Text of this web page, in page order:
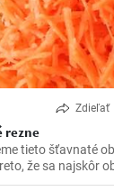
Zdieľať
rezne
tieto šťavnaté
že sa najskôr
jemné a veľmi